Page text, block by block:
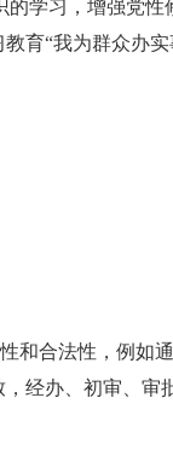
学习，增强党
育“我为群众办
合法性，例如
经办、初审、